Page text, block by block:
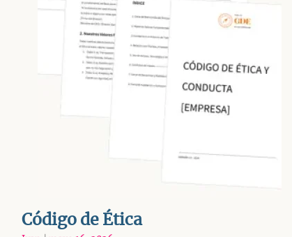
Código de Ética